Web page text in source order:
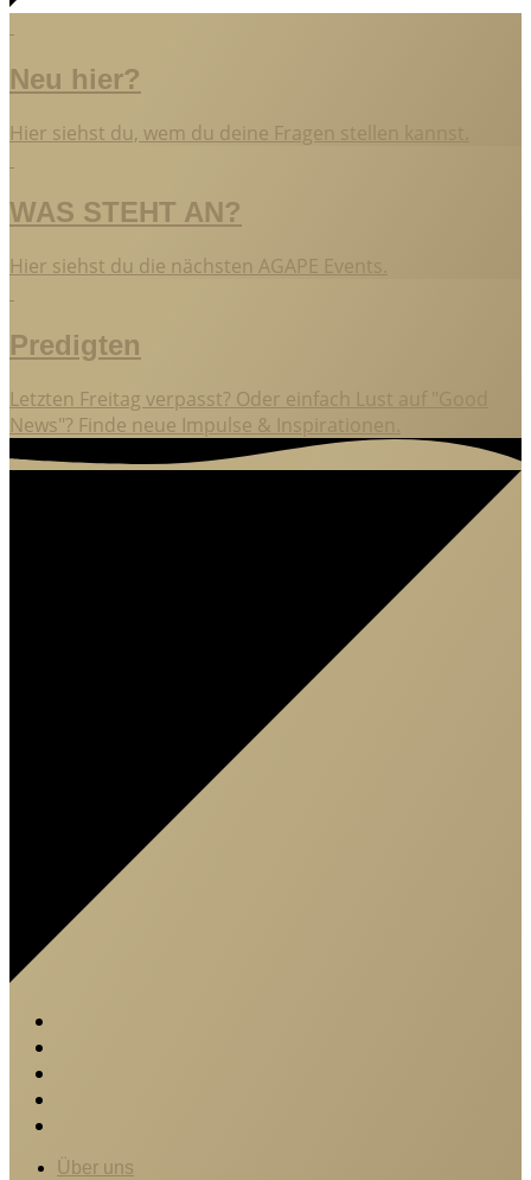
Neu hier?
Hier siehst du, wem du deine Fragen stellen kannst.
WAS STEHT AN?
Hier siehst du die nächsten AGAPE Events.
Predigten
Letzten Freitag verpasst? Oder einfach Lust auf "Good
News"? Finde neue Impulse & Inspirationen.
Über uns